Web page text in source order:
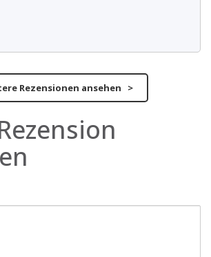
Rezensionen ansehen >